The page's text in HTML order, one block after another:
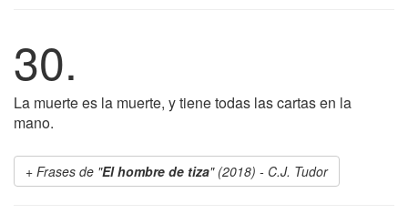
30.
La muerte es la muerte, y tiene todas las cartas en la
mano.
Frases de "El hombre de tiza" (2018) - C.J. Tudor